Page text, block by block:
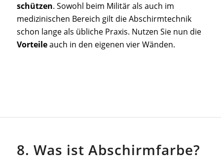
schützen. Sowohl beim Militär als auch im
medizinischen Bereich gilt die Abschirmtechnik
schon lange als übliche Praxis. Nutzen Sie nun die
Vorteileauch in den eigenen vier Wänden.
8. Was ist Abschirmfarbe?